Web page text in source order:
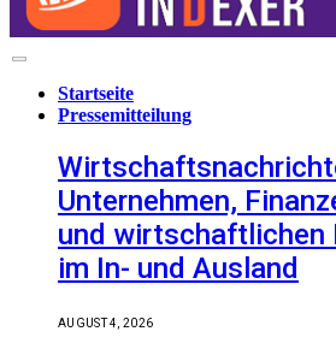
Startseite
Pressemitteilung
Unternehmen,
und wirtschaftlichen
im In- und Ausland
AUGUST 4, 2026